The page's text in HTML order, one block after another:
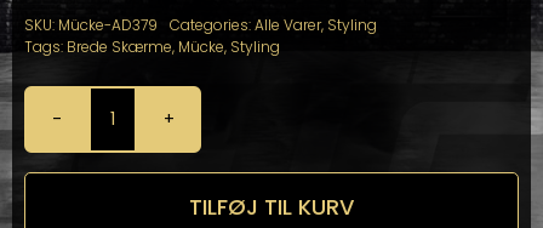
SKU: Mücke-AD379 Categories:Alle Varer, Styling
Tags: Brede Skærme, Mücke, Styling
Brede
Skærme
fra
TILFØJ TIL KURV